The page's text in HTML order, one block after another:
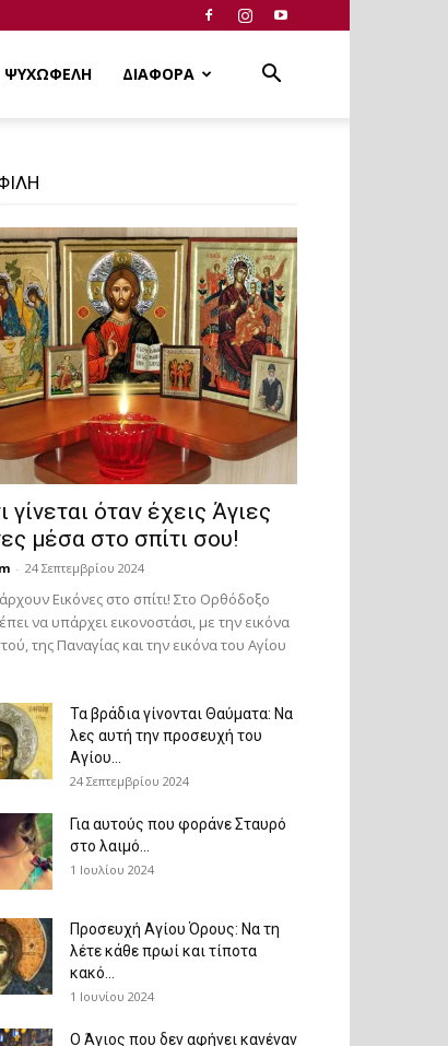
ΨΥΧΩΦΕΛΗ ΔΙΑΦΟΡΑ
γίνεται όταν έχεις Άγιες
μέσα στο σπίτι σου!
- 24 Σεπτεμβρίου 2024
Εικόνες στο σπίτι! Στο Ορθόδοξο
να υπάρχει εικονοστάσι, με την εικόνα
της Παν­αγίας και την εικόνα του Αγίου
Τα βράδια γίνονται Θαύματα: Να
λες αυτή την προσευχή του
Αγίου...
24 Σεπτεμβρίου 2024
Για αυτούς που φοράνε Σταυρό
στο λαιμό…
1 Ιουλίου 2024
Προσευχή Αγίου Όρους: Να τη
λέτε κάθε πρωί και τίποτα
κακό...
1 Ιουνίου 2024
Ο Άγιος που δεν αφήνει κανέναν